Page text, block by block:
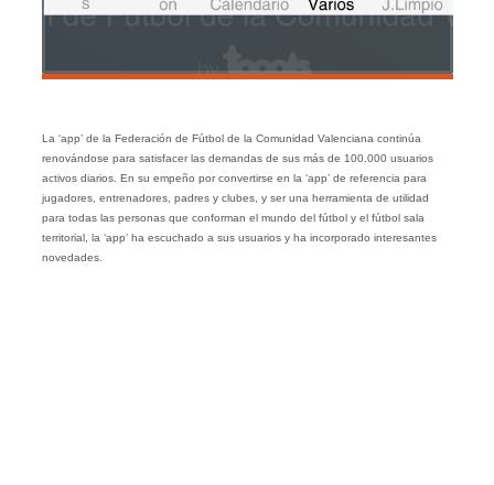
La ‘app’ de la Federación de Fútbol de la Comunidad Valenciana continúa
renovándose para satisfacer las demandas de sus más de 100.000 usuarios
activos diarios. En su empeño por convertirse en la ‘app’ de referencia para
jugadores, entrenadores, padres y clubes, y ser una herramienta de utilidad
para todas las personas que conforman el mundo del fútbol y el fútbol sala
territorial, la ‘app’ ha escuchado a sus usuarios y ha incorporado interesantes
novedades.